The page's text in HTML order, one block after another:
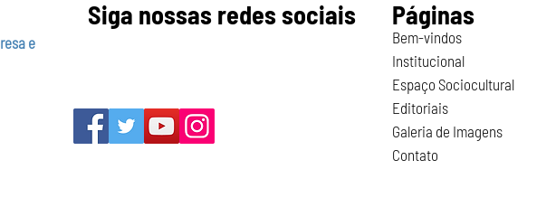
Siga nossas redes sociais
e
Páginas
Bem-vindos
Institucional
Espaço Sociocultural
Editoriais
Galeria de Imagens
Contato